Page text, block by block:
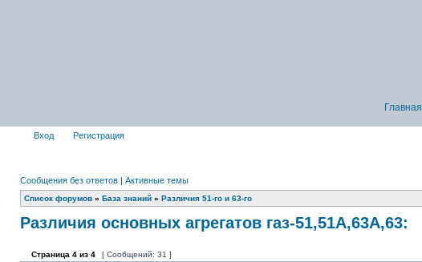
Главная
Вход Регистрация
Сообщения без ответов | Активные темы
Список форумов » База знаний » Различия 51-го и 63-го
Различия основных агрегатов газ-51,51А,63А,63:
Страница 4 из 4 [ Сообщений: 31 ]